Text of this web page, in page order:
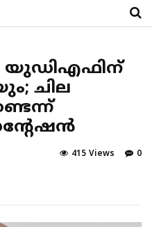
യുഡിഎഫിന്
ചില
0
415 Views